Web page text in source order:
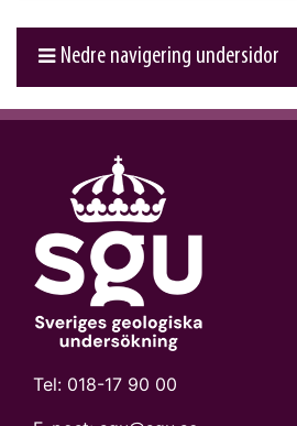
Nedre navigering undersidor
Tel: 018-17 90 00